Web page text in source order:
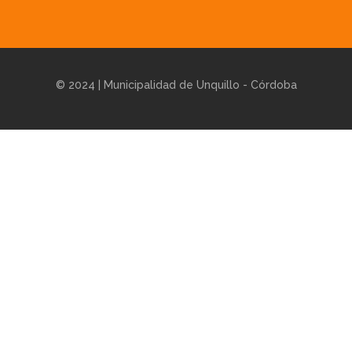
© 2024 | Municipalidad de Unquillo - Córdoba